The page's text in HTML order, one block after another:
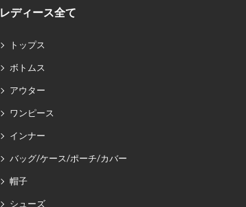
レディース全て
トップス
ボトムス
アウター
ワンピース
インナー
バッグ/ケース/ポーチ/カバー
帽子
シューズ